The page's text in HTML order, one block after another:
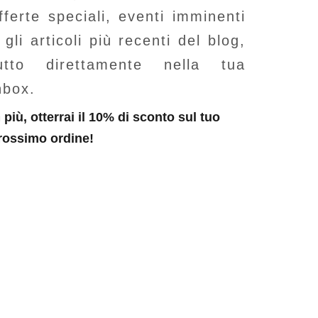
speciali, eventi imminenti
gli articoli più recenti del blog,
direttamente nella tua
più, otterrai il 10% di sconto sul tuo
ordine!